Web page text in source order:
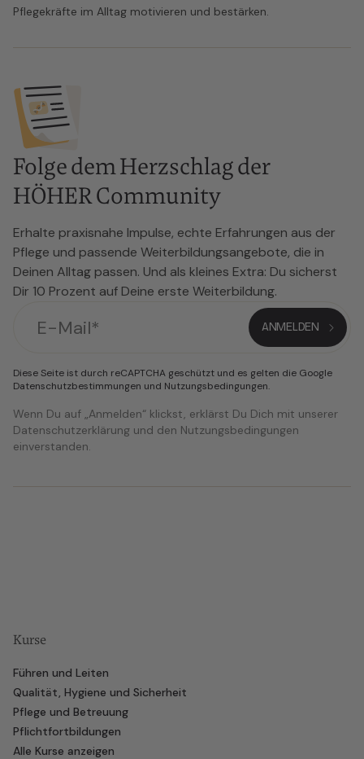
Pflegekräfte im Alltag motivieren und bestärken.
Folge dem Herzschlag der
HÖHER Community
Erhalte praxisnahe Impulse, echte Erfahrungen aus der
Pflege und passende Weiterbildungsangebote, die in
Deinen Alltag passen. Und als kleines Extra: Du sicherst
Dir 10 Prozent auf Deine erste Weiterbildung.
Diese Seite ist durch reCAPTCHA geschützt und es gelten die Google
Datenschutzbestimmungen und Nutzungsbedingungen.
Wenn Du auf „Anmelden“ klickst, erklärst Du Dich mit unserer
Datenschutzerklärung und den Nutzungsbedingungen
einverstanden.
Kurse
Führen und Leiten
Qualität, Hygiene und Sicherheit
Pflege und Betreuung
Pflichtfortbildungen
Alle Kurse anzeigen